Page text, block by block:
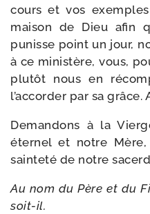
cours et vos
mai­son de Dieu afin
punisse point un jour,
à ce minis­tère, vous,
plu­tôt nous en
l’accorder par sa grâce.
Demandons à la
éter­nel et notre
sain­te­té de notre
Au nom du Père et du
soit-il.